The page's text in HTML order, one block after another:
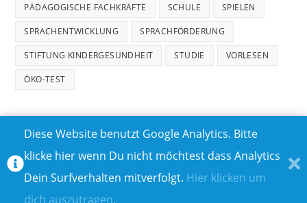
PÄDAGOGISCHE FACHKRÄFTE SCHULE SPIELEN
SPRACHENTWICKLUNG SPRACHFÖRDERUNG
STIFTUNG KINDERGESUNDHEIT STUDIE VORLESEN
ÖKO-TEST
TEILNAHMEBEDINGUNGEN FÜR GEWINNSPIELE
IMPRESSUM
Diese Website benutzt Google Analytics. Bitte
klicke hier wenn Du nicht möchtest dass Analytics
Dein Surfverhalten mitverfolgt. Hier klicken um
dich auszutragen.